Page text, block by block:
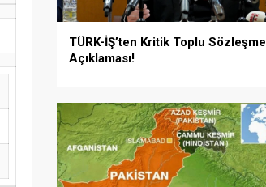
TÜRK-İŞ’ten Kritik Toplu Sözleşme
Açıklaması!